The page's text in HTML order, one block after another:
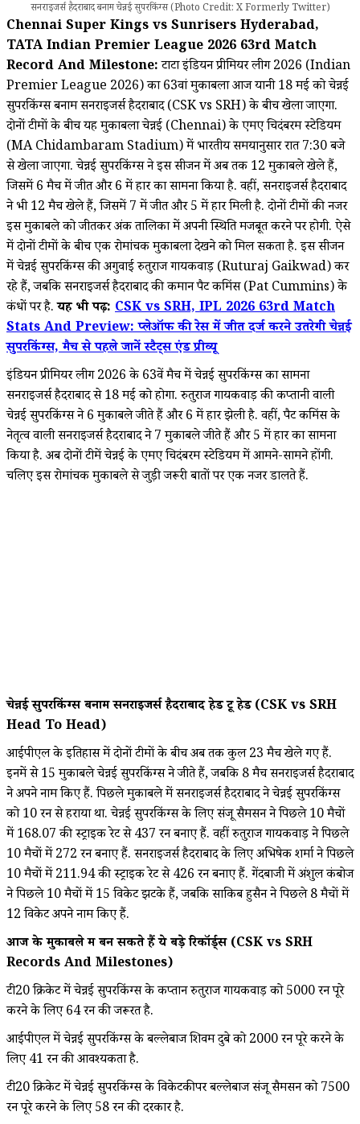
सनराइजर्स हैदराबाद बनाम चेन्नई सुपरकिंग्स (Photo Credit: X Formerly Twitter)
Chennai Super Kings vs Sunrisers Hyderabad,
TATA Indian Premier League 2026 63rd Match
Record And Milestone:टाटा इंडियन प्रीमियर लीग 2026 (Indian
Premier League 2026) का 63वां मुकाबला आज यानी 18 मई को चेन्नई
सुपरकिंग्स बनाम सनराइजर्स हैदराबाद (CSK vs SRH) के बीच खेला जाएगा.
दोनों टीमों के बीच यह मुकाबला चेन्नई (Chennai) के एमए चिदंबरम स्टेडियम
(MA Chidambaram Stadium) में भारतीय समयानुसार रात 7:30 बजे
से खेला जाएगा. चेन्नई सुपरकिंग्स ने इस सीजन में अब तक 12 मुकाबले खेले हैं,
जिसमें 6 मैच में जीत और 6 में हार का सामना किया है. वहीं, सनराइजर्स हैदराबाद
ने भी 12 मैच खेले हैं, जिसमें 7 में जीत और 5 में हार मिली है. दोनों टीमों की नजर
इस मुकाबले को जीतकर अंक तालिका में अपनी स्थिति मजबूत करने पर होगी. ऐसे
में दोनों टीमों के बीच एक रोमांचक मुकाबला देखने को मिल सकता है. इस सीजन
में चेन्नई सुपरकिंग्स की अगुवाई रुतुराज गायकवाड़ (Ruturaj Gaikwad) कर
रहे हैं, जबकि सनराइजर्स हैदराबाद की कमान पैट कमिंस (Pat Cummins) के
कंधों पर है.यह भी पढ़ें: CSK vs SRH, IPL 2026 63rd Match
Stats And Preview: प्लेऑफ की रेस में जीत दर्ज करने उतरेगी चेन्नई
सुपरकिंग्स, मैच से पहले जानें स्टैट्स एंड प्रीव्यू
इंडियन प्रीमियर लीग 2026 के 63वें मैच में चेन्नई सुपरकिंग्स का सामना
सनराइजर्स हैदराबाद से 18 मई को होगा. रुतुराज गायकवाड़ की कप्तानी वाली
चेन्नई सुपरकिंग्स ने 6 मुकाबले जीते हैं और 6 में हार झेली है. वहीं, पैट कमिंस के
नेतृत्व वाली सनराइजर्स हैदराबाद ने 7 मुकाबले जीते हैं और 5 में हार का सामना
किया है. अब दोनों टीमें चेन्नई के एमए चिदंबरम स्टेडियम में आमने-सामने होंगी.
चलिए इस रोमांचक मुकाबले से जुड़ी जरूरी बातों पर एक नजर डालते हैं.
चेन्नई सुपरकिंग्स बनाम सनराइजर्स हैदराबाद हेड टू हेड (CSK vs SRH
Head To Head)
आईपीएल के इतिहास में दोनों टीमों के बीच अब तक कुल 23 मैच खेले गए हैं.
इनमें से 15 मुकाबले चेन्नई सुपरकिंग्स ने जीते हैं, जबकि 8 मैच सनराइजर्स हैदराबाद
ने अपने नाम किए हैं. पिछले मुकाबले में सनराइजर्स हैदराबाद ने चेन्नई सुपरकिंग्स
को 10 रन से हराया था. चेन्नई सुपरकिंग्स के लिए संजू सैमसन ने पिछले 10 मैचों
में 168.07 की स्ट्राइक रेट से 437 रन बनाए हैं. वहीं रुतुराज गायकवाड़ ने पिछले
10 मैचों में 272 रन बनाए हैं. सनराइजर्स हैदराबाद के लिए अभिषेक शर्मा ने पिछले
10 मैचों में 211.94 की स्ट्राइक रेट से 426 रन बनाए हैं. गेंदबाजी में अंशुल कंबोज
ने पिछले 10 मैचों में 15 विकेट झटके हैं, जबकि साकिब हुसैन ने पिछले 8 मैचों में
12 विकेट अपने नाम किए हैं.
आज के मुकाबले में बन सकते हैं ये बड़े रिकॉर्ड्स (CSK vs SRH
Records And Milestones)
टी20 क्रिकेट में चेन्नई सुपरकिंग्स के कप्तान रुतुराज गायकवाड़ को 5000 रन पूरे
करने के लिए 64 रन की जरूरत है.
आईपीएल में चेन्नई सुपरकिंग्स के बल्लेबाज शिवम दुबे को 2000 रन पूरे करने के
लिए 41 रन की आवश्यकता है.
टी20 क्रिकेट में चेन्नई सुपरकिंग्स के विकेटकीपर बल्लेबाज संजू सैमसन को 7500
रन पूरे करने के लिए 58 रन की दरकार है.